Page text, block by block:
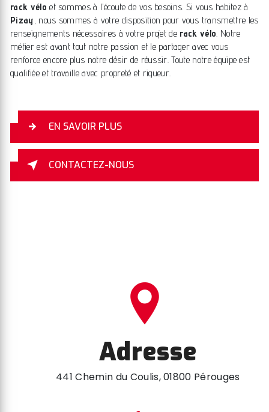
rack vélo et sommes à l’écoute de vos besoins. Si vous habitez à
Pizay, nous sommes à votre disposition pour vous transmettre les
renseignements nécessaires à votre projet de rack vélo. Notre
métier est avant tout notre passion et le partager avec vous
renforce encore plus notre désir de réussir. Toute notre équipe est
qualifiée et travaille avec propreté et rigueur.
EN SAVOIR PLUS
CONTACTEZ-NOUS
Adresse
441 Chemin du Coulis, 01800 Pérouges